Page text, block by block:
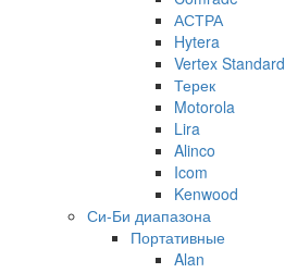
АСТРА
Hytera
Vertex Standard
Терек
Motorola
Lira
Alinco
Icom
Kenwood
Си-Би диапазона
Портативные
Alan